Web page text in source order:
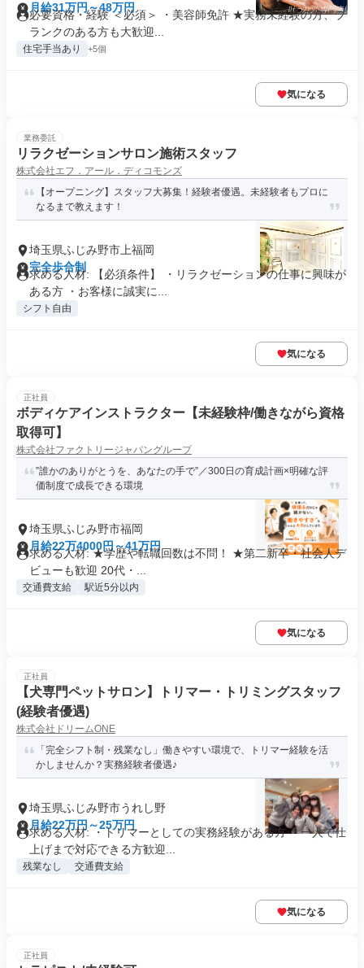
月給31万円～48万円
必要資格・経験 ＜必須＞ ・美容師免許 ★実務未経験の方、ブ
ランクのある方も大歓迎...
住宅手当あり +5個
気になる
業務委託
リラクゼーションサロン施術スタッフ
株式会社エフ．アール．ディコモンズ
【オープニング】スタッフ大募集！経験者優遇。未経験者もプロに
なるまで教えます！
埼玉県ふじみ野市上福岡
完全歩合制
求める人材: 【必須条件】 ・リラクゼーションの仕事に興味が
ある方 ・お客様に誠実に...
シフト自由
気になる
正社員
ボディケアインストラクター【未経験枠/働きながら資格
取得可】
株式会社ファクトリージャパングループ
”誰かのありがとうを、あなたの手で”／300日の育成計画×明確な評
価制度で成長できる環境
埼玉県ふじみ野市福岡
月給22万4000円～41万円
求める人材: ★学歴や転職回数は不問！ ★第二新卒・社会人デ
ビューも歓迎 20代・...
交通費支給 駅近5分以内
気になる
正社員
【犬専門ペットサロン】トリマー・トリミングスタッフ
(経験者優遇)
株式会社ドリームONE
「完全シフト制・残業なし」働きやすい環境で、トリマー経験を活
かしませんか？実務経験者優遇♪
埼玉県ふじみ野市うれし野
月給22万円～25万円
求める人材: ・トリマーとしての実務経験がある方 ・一人で仕
上げまで対応できる方歓迎...
残業なし 交通費支給
気になる
正社員